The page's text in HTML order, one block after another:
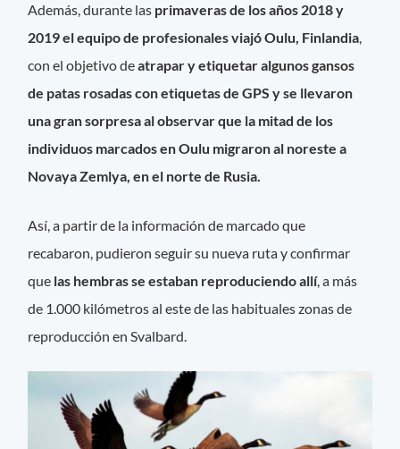
Además, durante las primaveras de los años 2018 y
2019 el equipo de profesionales viajó Oulu, Finlandia,
con el objetivo deatrapar y etiquetar algunos gansos
de patas rosadas con etiquetas de GPSy se llevaron
una gran sorpresa al observar que la mitad de los
individuos marcados en Oulu migraron al noreste a
Novaya Zemlya, en el norte de Rusia.
Así, a partir de la información de marcado que
recabaron, pudieron seguir su nueva ruta y confirmar
que las hembras se estaban reproduciendo allí, a más
de 1.000 kilómetros al este de las habituales zonas de
reproducción en Svalbard.